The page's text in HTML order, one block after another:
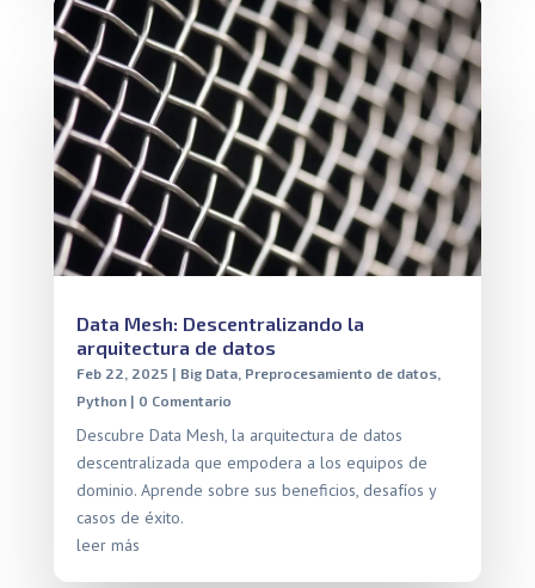
Data Mesh: Descentralizando la
arquitectura de datos
Feb 22, 2025 | Big Data, Preprocesamiento de datos,
Python| 0 Comentario
Descubre Data Mesh, la arquitectura de datos
descentralizada que empodera a los equipos de
dominio. Aprende sobre sus beneficios, desafíos y
casos de éxito.
leer más